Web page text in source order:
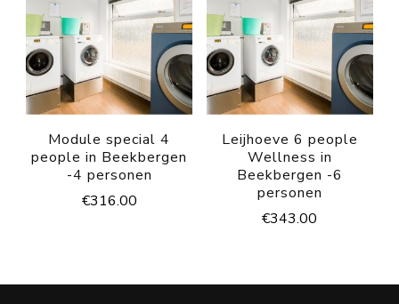
Module special 4
people in Beekbergen
-4 personen
€316.00
Leijhoeve 6 people
Wellness in
Beekbergen -6
personen
€343.00